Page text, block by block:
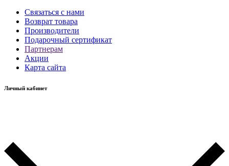
Связаться с нами
Возврат товара
Производители
Подарочный сертификат
Партнерам
Акции
Карта сайта
Личный кабинет